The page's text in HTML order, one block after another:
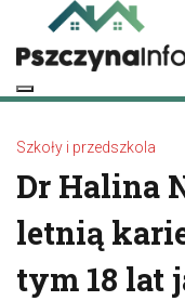
content
Twoje źródło
Szkoły i przedszkola
Dr Halina
letnią
tym 18 lat